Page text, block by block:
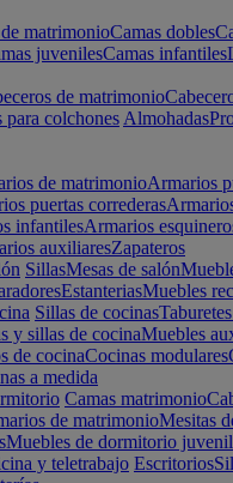
matrimonioCamas dobles
juvenilesCamas infantiles
de matrimonio
para colchones Almohadas
de matrimonioArmarios
puertas correderas
infantilesArmarios
auxiliaresZapateros
SillasMesas de salón
EstanteriasMuebles
Sillas de cocinas
y sillas de cocinaMuebles
de cocinaCocinas modulares
a medida
Camas matrimonio
de matrimonioMesitas
Muebles de dormitorio juvenil
y teletrabajo Escritorios